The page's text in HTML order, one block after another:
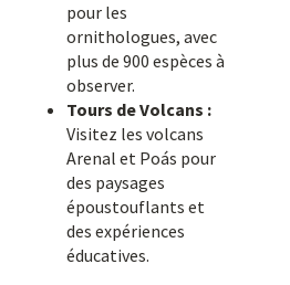
pour les
ornithologues, avec
plus de 900 espèces à
observer.
Tours de Volcans :
Visitez les volcans
Arenal et Poás pour
des paysages
époustouflants et
des expériences
éducatives.